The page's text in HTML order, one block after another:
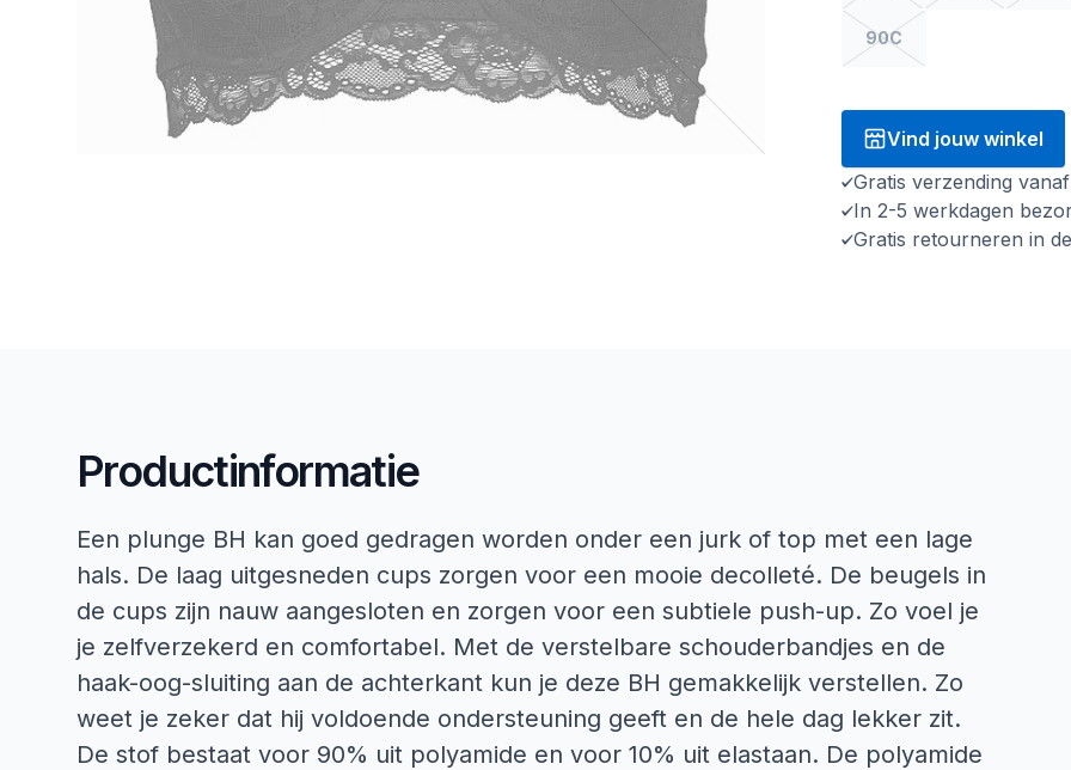
90C
Vind jouw winkel
Gratis verzending
In 2-5 werkdagen
Gratis retourneren in
Productinformatie
Een plunge BH kan goed gedragen worden onder een jurk of top met een lage
hals. De laag uitgesneden cups zorgen voor een mooie decolleté. De beugels in
de cups zijn nauw aangesloten en zorgen voor een subtiele push-up. Zo voel je
je zelfverzekerd en comfortabel. Met de verstelbare schouderbandjes en de
haak-oog-sluiting aan de achterkant kun je deze BH gemakkelijk verstellen. Zo
weet je zeker dat hij voldoende ondersteuning geeft en de hele dag lekker zit.
De stof bestaat voor 90% uit polyamide en voor 10% uit elastaan. De polyamide